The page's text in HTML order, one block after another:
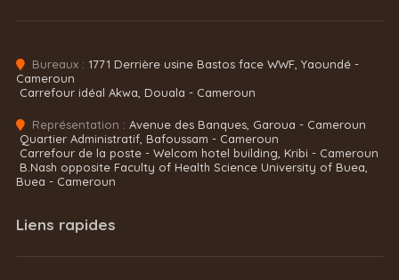
Bureaux : 1771 Derrière usine Bastos face WWF, Yaoundé -
Cameroun
Carrefour idéal Akwa, Douala - Cameroun
Représentation : Avenue des Banques, Garoua - Cameroun
Quartier Administratif, Bafoussam - Cameroun
Carrefour de la poste - Welcom hotel building, Kribi - Cameroun
B.Nash opposite Faculty of Health Science University of Buea,
Buea - Cameroun
Liens rapides